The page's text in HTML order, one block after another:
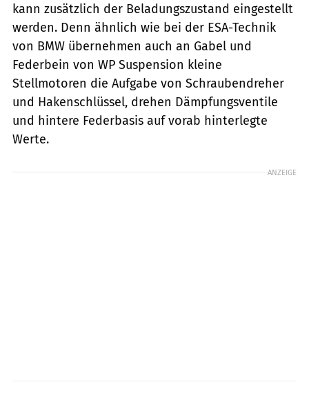
kann zusätzlich der Beladungszustand eingestellt
werden. Denn ähnlich wie bei der ESA-Technik
von BMW übernehmen auch an Gabel und
Federbein von WP Suspension kleine
Stellmotoren die Aufgabe von Schraubendreher
und Hakenschlüssel, drehen Dämpfungsventile
und hintere Federbasis auf vorab hinterlegte
Werte.
ANZEIGE